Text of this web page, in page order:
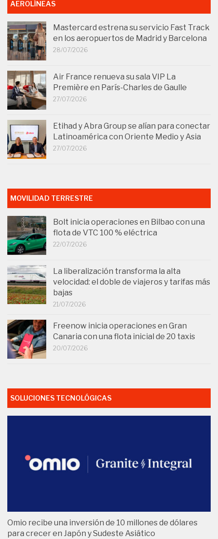
AEROLÍNEAS
Mastercard estrena su servicio Fast Track
en los aeropuertos de Madrid y Barcelona
28/07/2026
Air France renueva su sala VIP La
Première en París-Charles de Gaulle
27/07/2026
Etihad y Abra Group se alían para conectar
Latinoamérica con Oriente Medio y Asia
27/07/2026
MOVILIDAD TERRESTRE
Bolt inicia operaciones en Bilbao con una
flota de VTC 100 % eléctrica
22/07/2026
La liberalización transforma la alta
velocidad: el doble de viajeros y tarifas más
bajas
21/07/2026
Freenow inicia operaciones en Gran
Canaria con una flota inicial de 20 taxis
20/07/2026
SOLUCIONES TECNOLÓGICAS
Omio recibe una inversión de 10 millones de dólares
para crecer en Japón y Sudeste Asiático